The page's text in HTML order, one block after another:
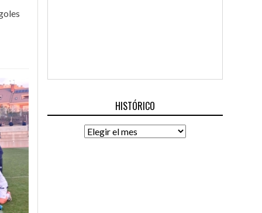
HISTÓRICO
Histórico